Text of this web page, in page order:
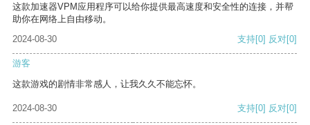
这款加速器VPM应用程序可以给你提供最高速度和安全性的连接，并帮
助你在网络上自由移动。
2024-08-30
支持[0] 反对[0]
游客
这款游戏的剧情非常感人，让我久久不能忘怀。
2024-08-30 支持[0] 反对[0]